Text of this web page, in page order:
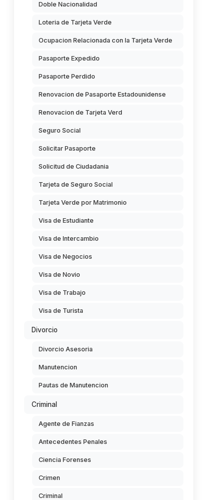
Doble Nacionalidad
Loteria de Tarjeta Verde
Ocupacion Relacionada con la Tarjeta Verde
Pasaporte Expedido
Pasaporte Perdido
Renovacion de Pasaporte Estadounidense
Renovacion de Tarjeta Verd
Seguro Social
Solicitar Pasaporte
Solicitud de Ciudadania
Tarjeta de Seguro Social
Tarjeta Verde por Matrimonio
Visa de Estudiante
Visa de Intercambio
Visa de Negocios
Visa de Novio
Visa de Trabajo
Visa de Turista
Divorcio
Divorcio Asesoria
Manutencion
Pautas de Manutencion
Criminal
Agente de Fianzas
Antecedentes Penales
Ciencia Forenses
Crimen
Criminal